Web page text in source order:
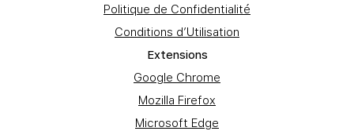
Politique de Confidentialité
Conditions d’Utilisation
Extеnsions
Google Chrome
Mozilla Firefox
Microsoft Edge